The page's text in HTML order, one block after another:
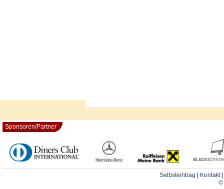
Sponsoren/Partner
Selbsteintrag Kontakt
©